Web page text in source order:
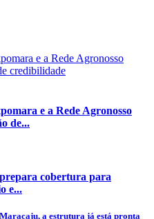
e a Rede Agronosso
de...
cobertura para
e...
a estrutura já está pronta